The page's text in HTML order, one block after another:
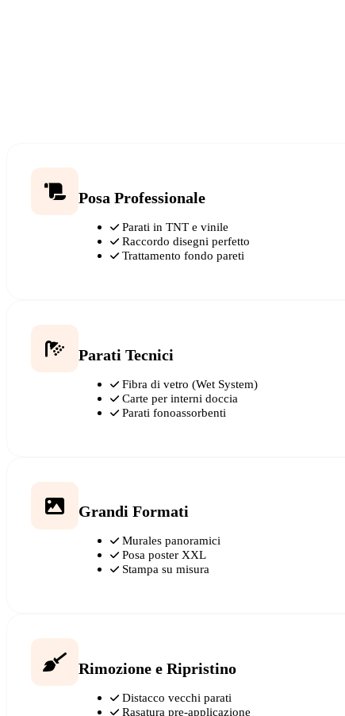
Posa Professionale
Parati in TNT e vinile
Raccordo disegni perfetto
Trattamento fondo pareti
Parati Tecnici
Fibra di vetro (Wet System)
Carte per interni doccia
Parati fonoassorbenti
Grandi Formati
Murales panoramici
Posa poster XXL
Stampa su misura
Rimozione e Ripristino
Distacco vecchi parati
Rasatura pre-applicazione